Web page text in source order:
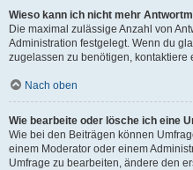
Wieso kann ich nicht mehr
Die maximal zulässige Anzahl von
Administration festgelegt. Wenn du
zugelassen zu benötigen, kontaktiere
Nach oben
Wie bearbeite oder lösche ich eine
Wie bei den Beiträgen können
einem Moderator oder einem
Umfrage zu bearbeiten, ändere den